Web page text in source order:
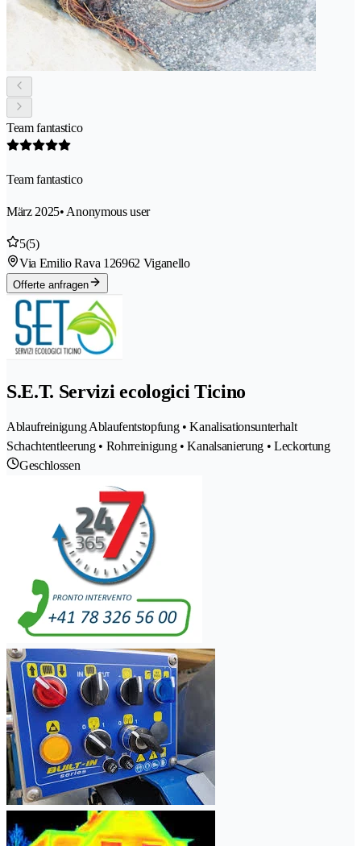
Team fantastico
Team fantastico
März 2025• Anonymous user
5(5)
Via Emilio Rava 126962 Viganello
Offerte anfragen
S.E.T. Servizi ecologici Ticino
Ablaufreinigung Ablaufentstopfung • Kanalisationsunterhalt
Schachtentleerung • Rohrreinigung • Kanalsanierung • Leckortung
Geschlossen